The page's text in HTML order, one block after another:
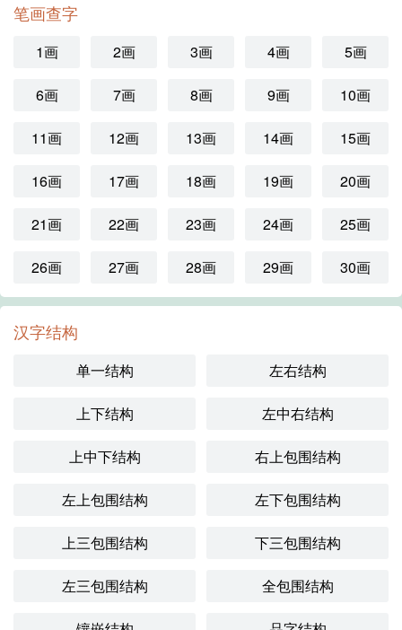
笔画查字
1画 2画 3画 4画 5画
6画 7画 8画 9画 10画
11画 12画 13画 14画 15画
16画 17画 18画 19画 20画
21画 22画 23画 24画 25画
26画 27画 28画 29画 30画
汉字结构
单一结构 左右结构
上下结构 左中右结构
上中下结构 右上包围结构
左上包围结构 左下包围结构
上三包围结构 下三包围结构
左三包围结构 全包围结构